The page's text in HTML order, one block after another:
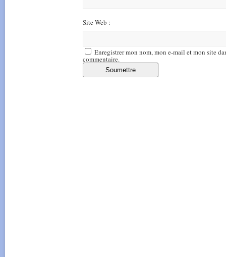
Site Web :
Enregistrer mon nom, mon e-mail et mon site
commentaire.